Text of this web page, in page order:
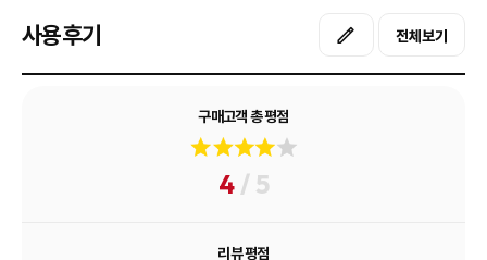
사용후기 전체보기
구매고객 총 평점
4 / 5
리뷰 평점